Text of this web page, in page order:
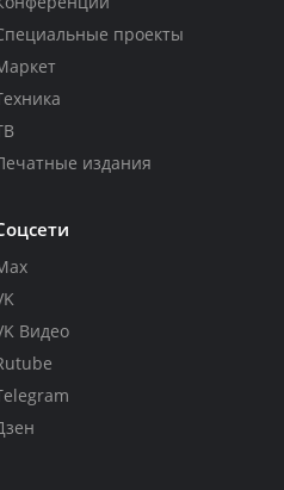
проекты
издания
Видео